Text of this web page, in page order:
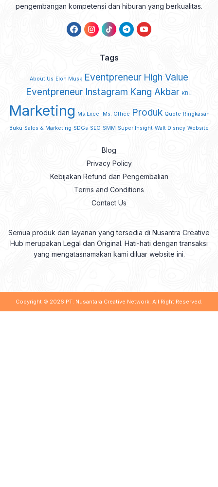
pengembangan kompetensi dan hiburan yang berkualitas.
Tags
About Us Elon Musk Eventpreneur High Value
Eventpreneur Instagram Kang Akbar KBLI
Marketing Ms.Excel Ms. Office Produk Quote Ringkasan
Buku Sales & Marketing SDGs SEO SMM Super Insight Walt Disney Website
Blog
Privacy Policy
Kebijakan Refund dan Pengembalian
Terms and Conditions
Contact Us
Semua produk dan layanan yang tersedia di Nusantra Creative
Hub merupakan Legal dan Original. Hati-hati dengan transaksi
yang mengatasnamakan kami diluar website ini.
Copyright © 2026 PT. Nusantara Creative Network. All Right Reserved.